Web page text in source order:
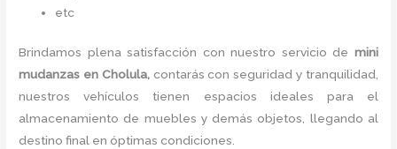
etc
Brindamos plena satisfacción con nuestro servicio de mini
mudanzas en Cholula, contarás con seguridad y tranquilidad,
nuestros vehículos tienen espacios ideales para el
almacenamiento de muebles y demás objetos, llegando al
destino final en óptimas condiciones.